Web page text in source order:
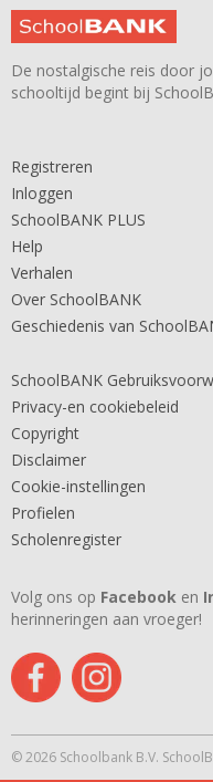
De nostalgische reis door
schooltijd begint bij
Registreren
Inloggen
SchoolBANK PLUS
Help
Verhalen
Over SchoolBANK
Geschiedenis van
SchoolBANK
Privacy-en cookiebeleid
Copyright
Disclaimer
Cookie-instellingen
Profielen
Scholenregister
Volg ons op Facebook en
herinneringen aan vroeger!
© 2026 Schoolbank B.V.